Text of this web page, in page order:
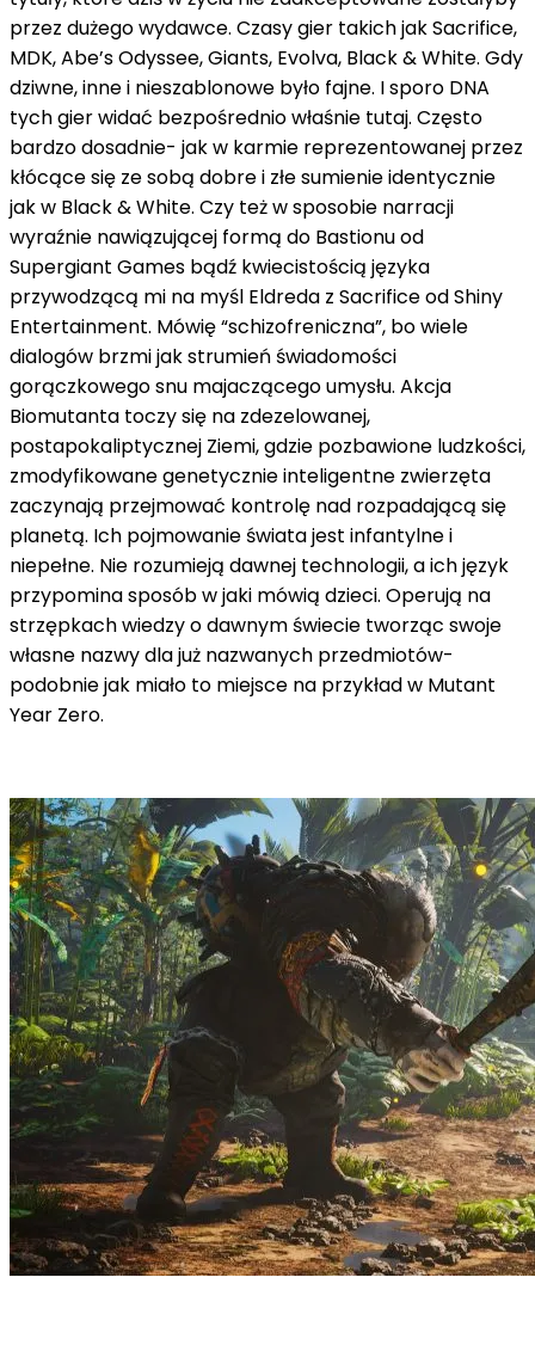
przez dużego wydawce. Czasy gier takich jak Sacrifice,
MDK, Abe’s Odyssee, Giants, Evolva, Black & White. Gdy
dziwne, inne i nieszablonowe było fajne. I sporo DNA
tych gier widać bezpośrednio właśnie tutaj. Często
bardzo dosadnie- jak w karmie reprezentowanej przez
kłócące się ze sobą dobre i złe sumienie identycznie
jak w Black & White. Czy też w sposobie narracji
wyraźnie nawiązującej formą do Bastionu od
Supergiant Games bądź kwiecistością języka
przywodzącą mi na myśl Eldreda z Sacrifice od Shiny
Entertainment. Mówię “schizofreniczna”, bo wiele
dialogów brzmi jak strumień świadomości
gorączkowego snu majaczącego umysłu. Akcja
Biomutanta toczy się na zdezelowanej,
postapokaliptycznej Ziemi, gdzie pozbawione ludzkości,
zmodyfikowane genetycznie inteligentne zwierzęta
zaczynają przejmować kontrolę nad rozpadającą się
planetą. Ich pojmowanie świata jest infantylne i
niepełne. Nie rozumieją dawnej technologii, a ich język
przypomina sposób w jaki mówią dzieci. Operują na
strzępkach wiedzy o dawnym świecie tworząc swoje
własne nazwy dla już nazwanych przedmiotów-
podobnie jak miało to miejsce na przykład w Mutant
Year Zero.